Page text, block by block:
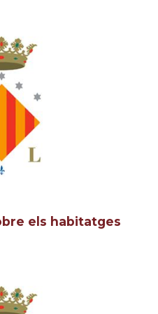
els habitatges